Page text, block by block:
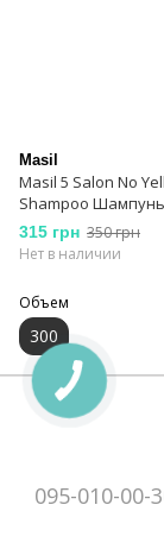
Masil
Masil 5 Salon No
Shampoo
блондинок
315 грн 350 грн
Нет в наличии
Объем
300
095-010-00-